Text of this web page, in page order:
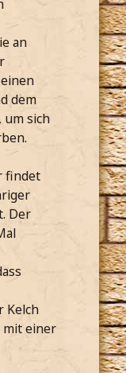
an
dem
um sich
findet
Der
Kelch
mit einer